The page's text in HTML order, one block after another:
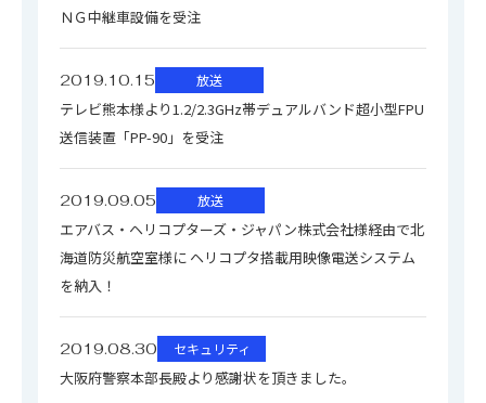
ＮＧ中継車設備を受注
2019.10.15 放送
テレビ熊本様より1.2/2.3GHz帯デュアルバンド超小型FPU
送信装置「PP-90」を受注
2019.09.05 放送
エアバス・ヘリコプターズ・ジャパン株式会社様経由で北
海道防災航空室様に ヘリコプタ搭載用映像電送システム
を納入！
2019.08.30 セキュリティ
大阪府警察本部長殿より感謝状を頂きました。